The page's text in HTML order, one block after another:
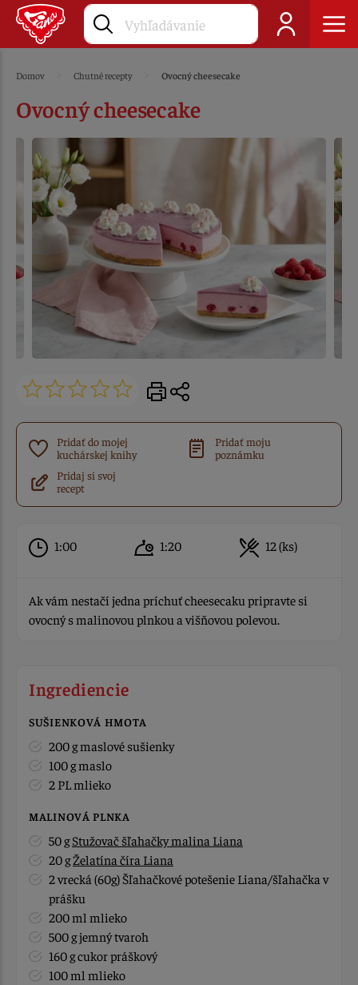
Domov Chutné recepty Ovocný cheesecake
Ovocný cheesecake
Pridať do mojej
kuchárskej knihy
Pridať moju
poznámku
Pridaj si svoj
recept
1:00 1:20 12 (ks)
Ak vám nestačí jedna príchuť cheesecaku pripravte si
ovocný s malinovou plnkou a višňovou polevou.
Ingrediencie
SUŠIENKOVÁ HMOTA
200 g maslové sušienky
100 g maslo
2 PL mlieko
MALINOVÁ PLNKA
50 gStužovač šľahačky malina Liana
20 gŽelatína číra Liana
2 vrecká (60g) Šľahačkové potešenie Liana/šľahačka v
prášku
200 ml mlieko
500 g jemný tvaroh
160 g cukor práškový
100 ml mlieko